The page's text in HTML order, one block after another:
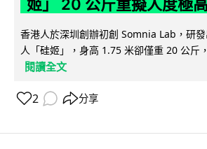
姬」 20 公斤重擬人度極
香港人於深圳創辦初創 Somnia Lab，研
人「硅姬」，身高 1.75 米卻僅重 20 公斤
閱讀全文
2 分享